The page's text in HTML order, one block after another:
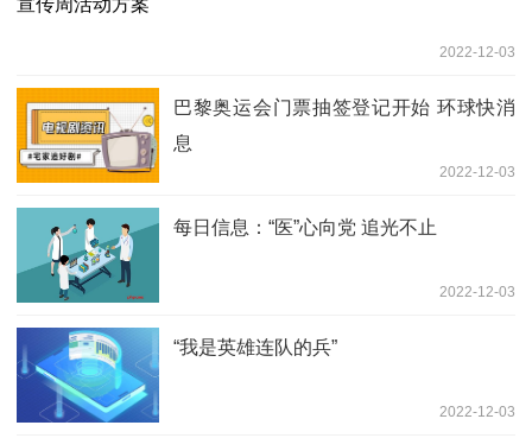
2022-12-03
巴黎奥运会门票抽签登记开始 环球快消
息
2022-12-03
每日信息：“医”心向党 追光不止
2022-12-03
“我是英雄连队的兵”
2022-12-03